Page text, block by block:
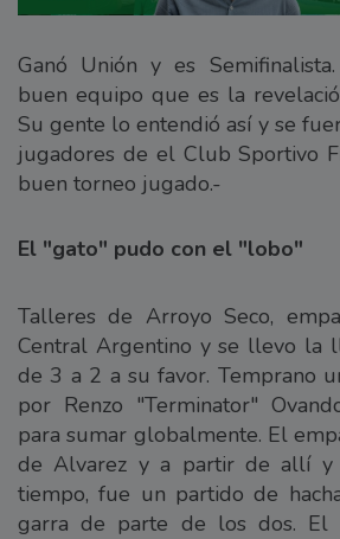
Ganó Unión y es
buen equipo que es la
Su gente lo entendió así y se
jugadores de el Club Sportivo
buen torneo jugado.-
El "gato" pudo con el "lobo"
Talleres de Arroyo Seco,
Central Argentino y se llevo la
de 3 a 2 a su favor. Temprano
por Renzo "Terminator"
para sumar globalmente. El
de Alvarez y a partir de allí y
tiempo, fue un partido de
garra de parte de los dos.